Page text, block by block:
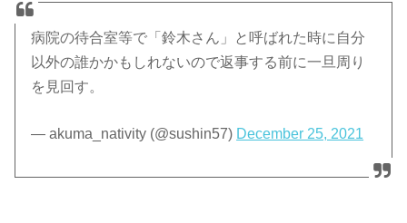
病院の待合室等で「鈴木さん」と呼ばれた時に自分
以外の誰かかもしれないので返事する前に一旦周り
を見回す。
— akuma_nativity (@sushin57) December 25, 2021